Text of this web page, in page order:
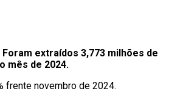
extraídos 3,773 milhões de
mês de 2024.
frente novembro de 2024.